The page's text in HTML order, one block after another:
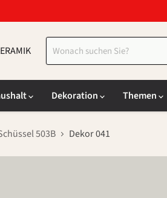
Dekoration Themen
503B Dekor 041